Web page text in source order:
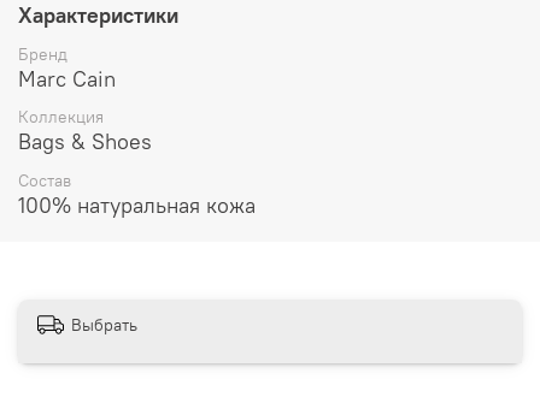
Характеристики
Бренд
Marc Cain
Коллекция
Bags & Shoes
Состав
100% натуральная кожа
Выбрать